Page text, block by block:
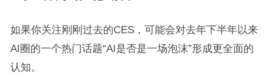
如果你关注刚刚过去的CES，可能会对去年下半年以来
AI圈的一个热门话题“AI是否是一场泡沫”形成更全面的
认知。